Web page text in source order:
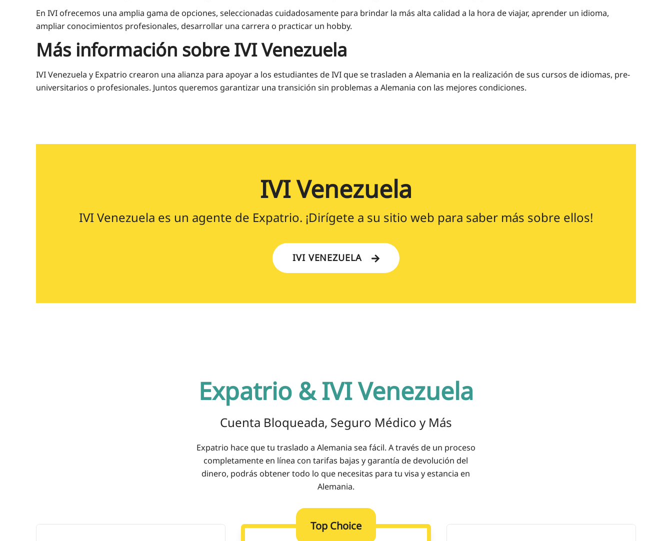
En IVI ofrecemos una amplia gama de opciones, seleccionadas cuidadosamente para brindar la más alta calidad a la hora de viajar, aprender un idioma,
ampliar conocimientos profesionales, desarrollar una carrera o practicar un hobby.
Más información sobre IVI Venezuela
IVI Venezuela y Expatrio crearon una alianza para apoyar a los estudiantes de IVI que se trasladen a Alemania en la realización de sus cursos de idiomas, pre-
universitarios o profesionales. Juntos queremos garantizar una transición sin problemas a Alemania con las mejores condiciones.
IVI Venezuela
IVI Venezuela es un agente de Expatrio. ¡Dirígete a su sitio web para saber más sobre ellos!
IVI VENEZUELA
Expatrio &IVI Venezuela
Cuenta Bloqueada, Seguro Médico y Más
Expatrio hace que tu traslado a Alemania sea fácil. A través de un proceso
completamente en línea con tarifas bajas y garantía de devolución del
dinero, podrás obtener todo lo que necesitas para tu visa y estancia en
Alemania.
Top Choice